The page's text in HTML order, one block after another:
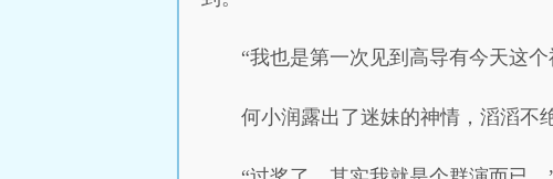
“我也是第一次见到高导有今天这
何小润露出了迷妹的神情，滔滔不